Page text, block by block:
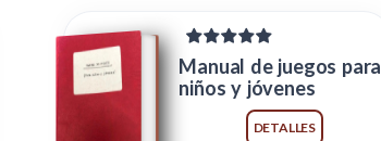
Manual de juegos para
niños y jóvenes
DETALLES